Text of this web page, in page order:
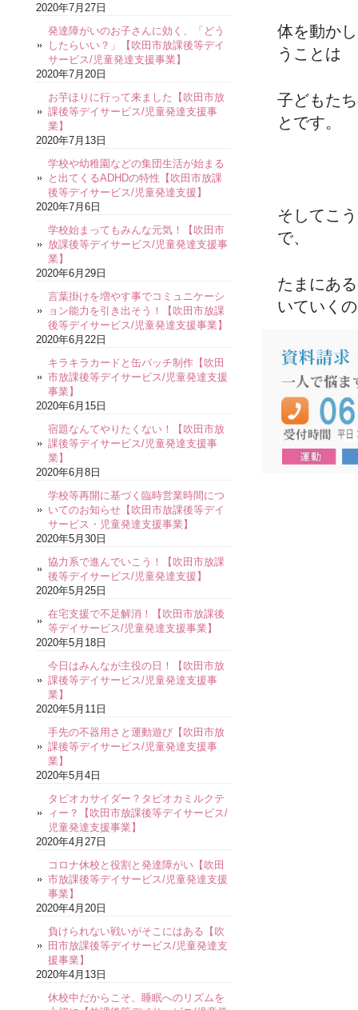
体を動か
うことは
子どもた
とです。
そしてこ
で、
たまにあ
いていく
2020年7月27日
発達障がいのお子さんに効く、「どう
したらいい？」【吹田市放課後等デイ
サービス/児童発達支援事業】
2020年7月20日
お芋ほりに行って来ました【吹田市放
課後等デイサービス/児童発達支援事
業】
2020年7月13日
学校や幼稚園などの集団生活が始まる
と出てくるADHDの特性【吹田市放課
後等デイサービス/児童発達支援】
2020年7月6日
学校始まってもみんな元気！【吹田市
放課後等デイサービス/児童発達支援事
業】
2020年6月29日
言葉掛けを増やす事でコミュニケーシ
ョン能力を引き出そう！【吹田市放課
後等デイサービス/児童発達支援事業】
2020年6月22日
キラキラカードと缶バッチ制作【吹田
市放課後等デイサービス/児童発達支援
事業】
2020年6月15日
宿題なんてやりたくない！【吹田市放
課後等デイサービス/児童発達支援事
業】
2020年6月8日
学校等再開に基づく臨時営業時間につ
いてのお知らせ【吹田市放課後等デイ
サービス・児童発達支援事業】
2020年5月30日
協力系で進んでいこう！【吹田市放課
後等デイサービス/児童発達支援】
2020年5月25日
在宅支援で不足解消！【吹田市放課後
等デイサービス/児童発達支援事業】
2020年5月18日
今日はみんなが主役の日！【吹田市放
課後等デイサービス/児童発達支援事
業】
2020年5月11日
手先の不器用さと運動遊び【吹田市放
課後等デイサービス/児童発達支援事
業】
2020年5月4日
タピオカサイダー？タピオカミルクテ
ィー？【吹田市放課後等デイサービス/
児童発達支援事業】
2020年4月27日
コロナ休校と役割と発達障がい【吹田
市放課後等デイサービス/児童発達支援
事業】
2020年4月20日
負けられない戦いがそこにはある【吹
田市放課後等デイサービス/児童発達支
援事業】
2020年4月13日
休校中だからこそ、睡眠へのリズムを